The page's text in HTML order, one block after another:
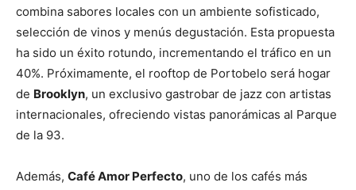
combina sabores locales con un ambiente sofisticado,
selección de vinos y menús degustación. Esta propuesta
ha sido un éxito rotundo, incrementando el tráfico en un
40%. Próximamente, el rooftop de Portobelo será hogar
de Brooklyn, un exclusivo gastrobar de jazz con artistas
internacionales, ofreciendo vistas panorámicas al Parque
de la 93.
Además, Café Amor Perfecto, uno de los cafés más